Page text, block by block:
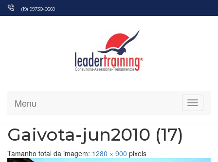
Pular
(19) 99730-0569
Menu
Gaivota-jun2010 (17)
Tamanho total da imagem: 1280 × 900 pixels